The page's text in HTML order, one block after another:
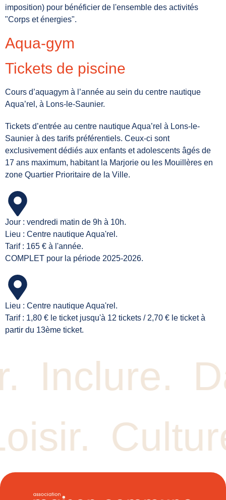
imposition) pour bénéficier de l'ensemble des activités
"Corps et énergies".
Aqua-gym
Tickets de piscine
Cours d’aquagym à l’année au sein du centre nautique
Aqua’rel, à Lons-le-Saunier.
Tickets d’entrée au centre nautique Aqua’rel à Lons-le-
Saunier à des tarifs préférentiels. Ceux-ci sont
exclusivement dédiés aux enfants et adolescents âgés de
17 ans maximum, habitant la Marjorie ou les Mouillères en
zone Quartier Prioritaire de la Ville.
Jour : vendredi matin de 9h à 10h.
Lieu : Centre nautique Aqua'rel.
Tarif : 165 € à l'année.
COMPLET pour la période 2025-2026.
Lieu : Centre nautique Aqua'rel.
Tarif : 1,80 € le ticket jusqu'à 12 tickets / 2,70 € le ticket à
partir du 13ème ticket.
Inclure.